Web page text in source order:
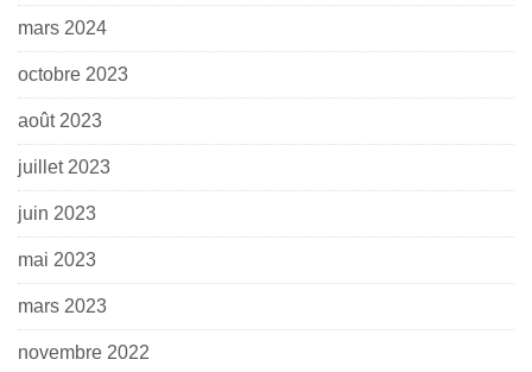
mars 2024
octobre 2023
août 2023
juillet 2023
juin 2023
mai 2023
mars 2023
novembre 2022